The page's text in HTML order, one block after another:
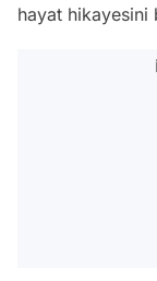
hayat hikayesini